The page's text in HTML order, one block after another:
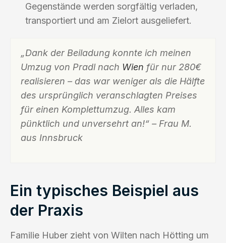
Gegenstände werden sorgfältig verladen,
transportiert und am Zielort ausgeliefert.
„Dank der Beiladung konnte ich meinen
Umzug von Pradl nach Wien für nur 280€
realisieren – das war weniger als die Hälfte
des ursprünglich veranschlagten Preises
für einen Komplettumzug. Alles kam
pünktlich und unversehrt an!“ – Frau M.
aus Innsbruck
Ein typisches Beispiel aus
der Praxis
Familie Huber zieht von Wilten nach Hötting um